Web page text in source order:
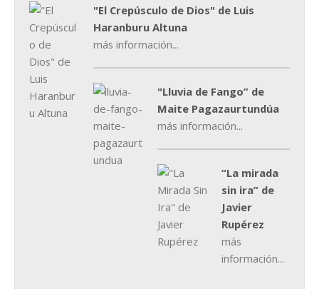
"El Crepúsculo de Dios" de Luis
Haranburu Altuna
más información...
"Lluvia de Fango” de
Maite Pagazaurtundúa
más información...
“La mirada
sin ira” de
Javier
Rupérez
más
información...